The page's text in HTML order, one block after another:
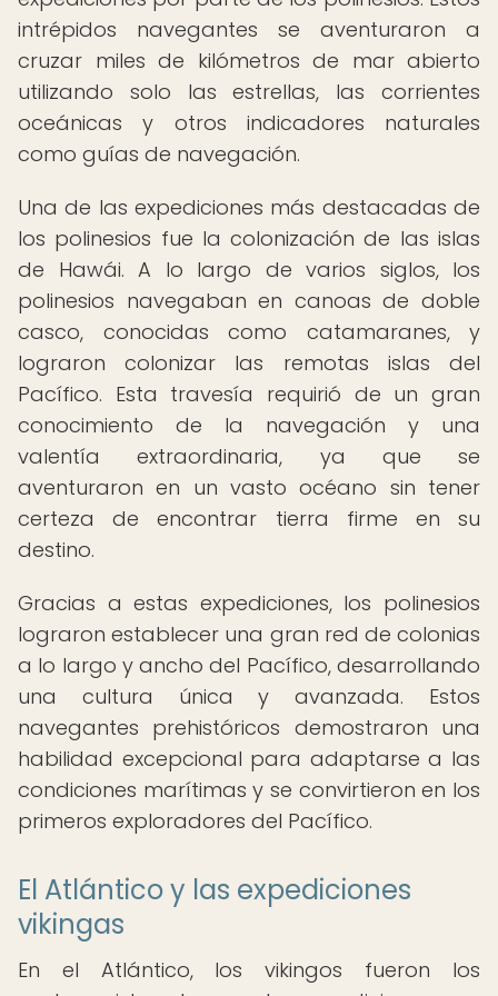
intrépidos navegantes se aventuraron a
cruzar miles de kilómetros de mar abierto
utilizando solo las estrellas, las corrientes
oceánicas y otros indicadores naturales
como guías de navegación.
Una de las expediciones más destacadas de
los polinesios fue la colonización de las islas
de Hawái. A lo largo de varios siglos, los
polinesios navegaban en canoas de doble
casco, conocidas como catamaranes, y
lograron colonizar las remotas islas del
Pacífico. Esta travesía requirió de un gran
conocimiento de la navegación y una
valentía extraordinaria, ya que se
aventuraron en un vasto océano sin tener
certeza de encontrar tierra firme en su
destino.
Gracias a estas expediciones, los polinesios
lograron establecer una gran red de colonias
a lo largo y ancho del Pacífico, desarrollando
una cultura única y avanzada. Estos
navegantes prehistóricos demostraron una
habilidad excepcional para adaptarse a las
condiciones marítimas y se convirtieron en los
primeros exploradores del Pacífico.
El Atlántico y las expediciones
vikingas
En el Atlántico, los vikingos fueron los